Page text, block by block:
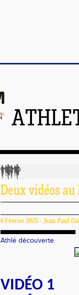
Deux vidéos
6 Février 2025 - Jean-Paul
Athlé découverte
VIDÉO 1